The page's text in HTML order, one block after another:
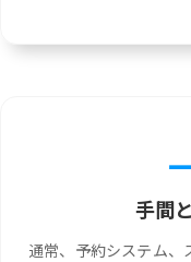
手間
通常、予約システム、